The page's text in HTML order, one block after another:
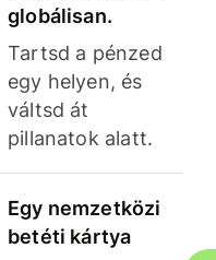
globálisan.
Tartsd a pénzed
egy helyen, és
váltsd át
pillanatok alatt.
Egy nemzetközi
betéti kártya